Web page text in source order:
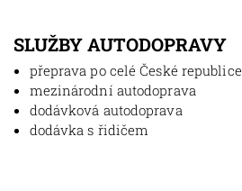
SLUŽBY AUTODOPRAVY
přeprava po celé České republice
mezinárodní autodoprava
dodávková autodoprava
dodávka s řidičem